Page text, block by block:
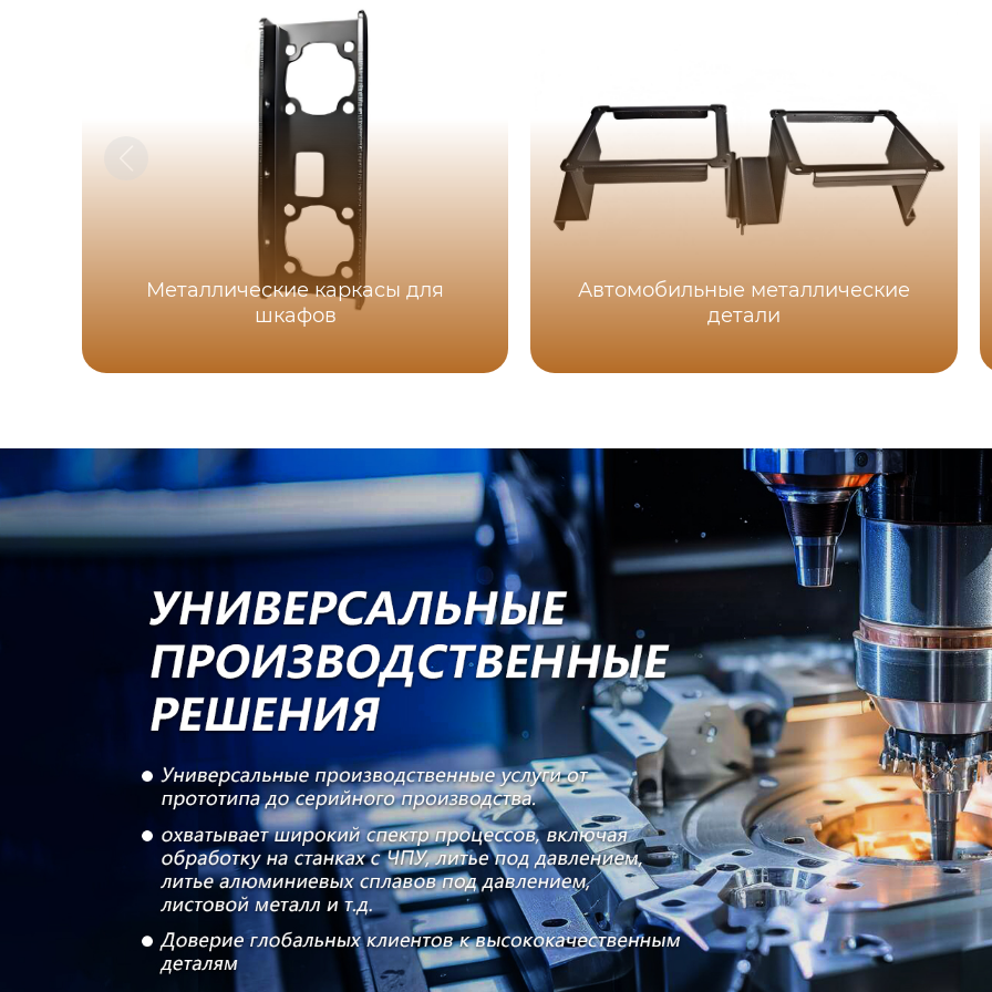
Металлические каркасы для
шкафов
Автомобильные металлические
детали